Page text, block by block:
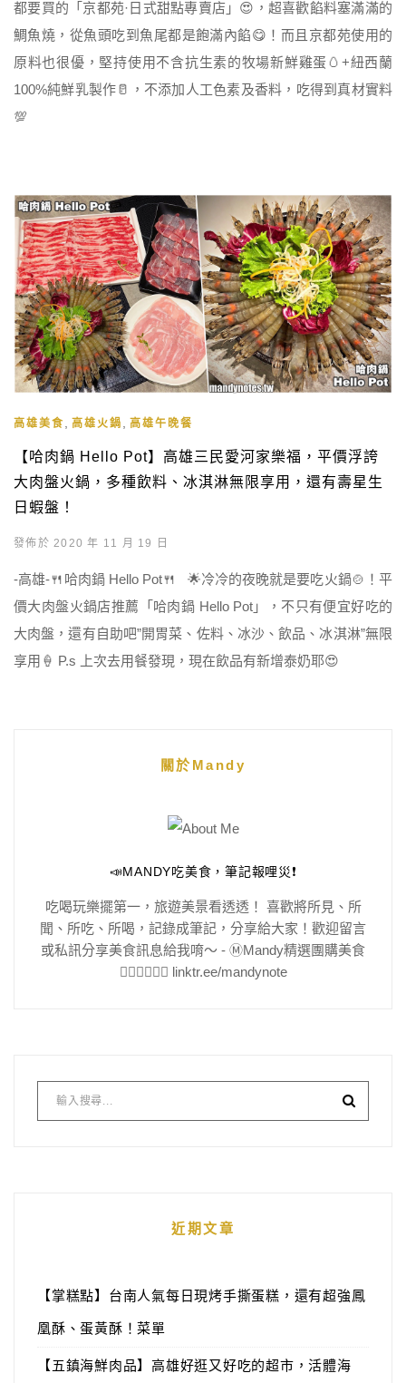
都要買的「京都苑·日式甜點專賣店」😍，超喜歡餡料塞滿滿的
鯛魚燒，從魚頭吃到魚尾都是飽滿內餡😋！而且京都苑使用的
原料也很優，堅持使用不含抗生素的牧場新鮮雞蛋🥚+紐西蘭
100%純鮮乳製作🥛，不添加人工色素及香料，吃得到真材實料
💯
高雄美食 高雄火鍋 高雄午晚餐
【哈肉鍋 Hello Pot】高雄三民愛河家樂福，平價浮誇
大肉盤火鍋，多種飲料、冰淇淋無限享用，還有壽星生
日蝦盤！
發佈於 2020 年 11 月 19 日
-高雄-🍴哈肉鍋 Hello Pot🍴 🌟冷冷的夜晚就是要吃火鍋🍲！平
價大肉盤火鍋店推薦「哈肉鍋 Hello Pot」，不只有便宜好吃的
大肉盤，還有自助吧”開胃菜、佐料、冰沙、飲品、冰淇淋”無限
享用🍦 P.s 上次去用餐發現，現在飲品有新增泰奶耶😍
關於Mandy
📣MANDY吃美食，筆記報哩災❗️
吃喝玩樂擺第一，旅遊美景看透透！ 喜歡將所見、所
聞、所吃、所喝，記錄成筆記，分享給大家！歡迎留言
或私訊分享美食訊息給我唷～ - Ⓜ️Mandy精選團購美食
👇🏻👇🏻👇🏻 linktr.ee/mandynote
近期文章
【掌糕點】台南人氣每日現烤手撕蛋糕，還有超強鳳
凰酥、蛋黃酥！菜單
【五鎮海鮮肉品】高雄好逛又好吃的超市，活體海